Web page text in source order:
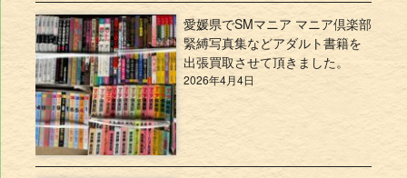
愛媛県でSMマニア マニア倶楽部
緊縛写真集などアダルト書籍を
出張買取させて頂きました。
2026年4月4日